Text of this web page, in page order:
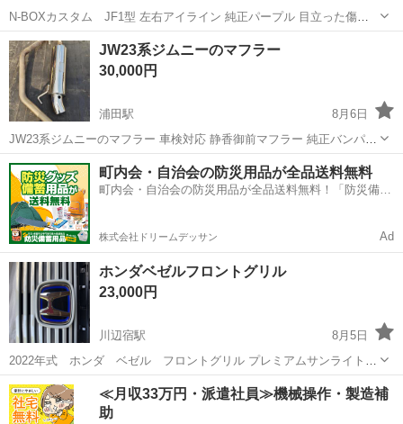
N-BOXカスタム JF1型 左右アイライン 純正パープル 目立った傷な
どはないですけど 多少の小キズはあります 中古なのをご理解ください
お気軽にお問い合わせください(^^)
岡山 倉敷市 浦田駅
JW23系ジムニーのマフラー
30,000円
浦田駅
8月6日
JW23系ジムニーのマフラー 車検対応 静香御前マフラー 純正バンパー
には 専用取付時パーツ加工ありですが バンパー取り外して装着してま
したのでありません ご自身でご用意ください。 4年で1万キロほど走行
でしかつけてませ...
岡山 倉敷市 浦田駅 外装、車外用品 バンパー
町内会・自治会の防災用品が全品送料無料
町内会・自治会の防災用品が全品送料無料！「防災備蓄
株式会社ドリームデッサン Ad
ホンダベゼルフロントグリル
23,000円
川辺宿駅
8月5日
2022年式 ホンダ ベゼル フロントグリル プレミアムサンライトホ
ワイトP2022年11月購入したマイナーチェンジ前のベゼルで、オプシ
ョングリルにしたので純正グリルが付いて来てずっと保管していたの
で、未使用品です。車買い替...
岡山 倉敷市 川辺宿駅 外装、車外用品 ベゼル
≪月収33万円・派遣社員≫機械操作・製造補
助